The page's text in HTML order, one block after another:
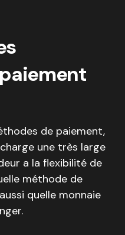
de paiement,
une très large
a la flexibilité de
méthode de
quelle monnaie